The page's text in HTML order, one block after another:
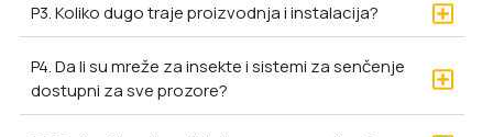
P3. Koliko dugo traje proizvodnja i instalacija?
P4. Da li su mreže za insekte i sistemi za senčenje
dostupni za sve prozore?